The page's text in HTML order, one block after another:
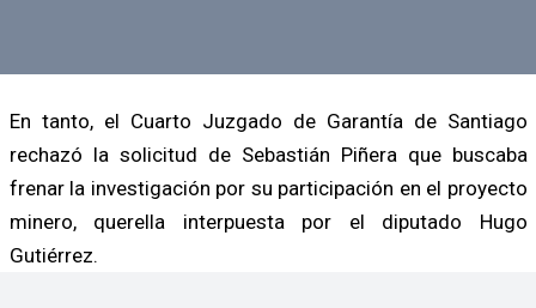
En tanto, el Cuarto Juzgado de Garantía de Santiago
rechazó la solicitud de Sebastián Piñera que buscaba
frenar la investigación por su participación en el proyecto
minero, querella interpuesta por el diputado Hugo
Gutiérrez.